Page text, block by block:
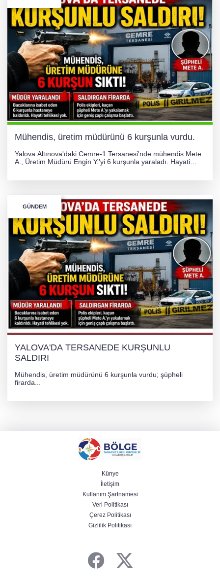
Mühendis, üretim müdürünü 6 kurşunla vurdu.
Yalova Altınova'daki Cemre-1 Tersanesi'nde mühendis Mete
A., Üretim Müdürü Engin Y.'yi 6 kurşunla yaraladı. Hayati
GÜNDEM
YALOVA'DA TERSANEDE KURŞUNLU
SALDIRI
Mühendis, üretim müdürünü 6 kurşunla vurdu; şüpheli
firarda...
Künye
İletişim
Kullanım Şartnamesi
Veri Politikası
Çerez Politikası
Gizlilik Politikası